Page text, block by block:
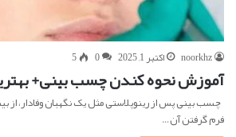
noorkhz اکتبر 1, 2025 0
5
آموزش نحوه کندن چسب بینی+
چسب بینی پس از رینوپلاستی مثل یک نگهبان وفادار، از
فرم گرفتن آن…